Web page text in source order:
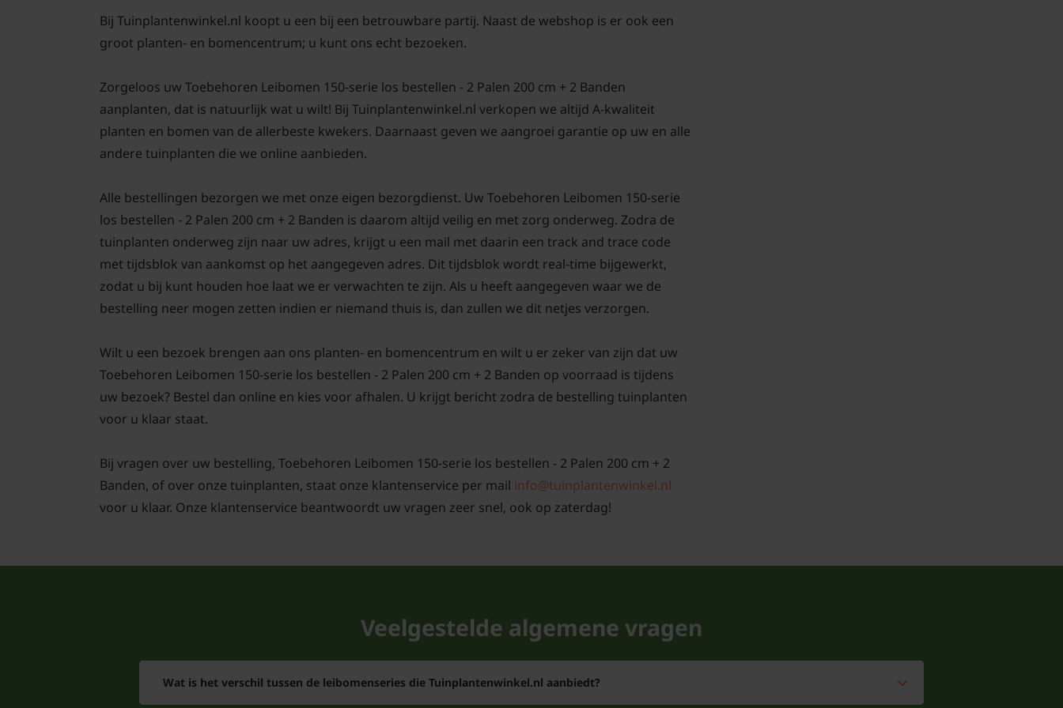
Bij Tuinplantenwinkel.nl koopt u een bij een betrouwbare partij. Naast de webshop is er ook een
groot planten- en bomencentrum; u kunt ons echt bezoeken.
Zorgeloos uw Toebehoren Leibomen 150-serie los bestellen - 2 Palen 200 cm + 2 Banden
aanplanten, dat is natuurlijk wat u wilt! Bij Tuinplantenwinkel.nl verkopen we altijd A-kwaliteit
planten en bomen van de allerbeste kwekers. Daarnaast geven we aangroei garantie op uw en alle
andere tuinplanten die we online aanbieden.
Alle bestellingen bezorgen we met onze eigen bezorgdienst. Uw Toebehoren Leibomen 150-serie
los bestellen - 2 Palen 200 cm + 2 Banden is daarom altijd veilig en met zorg onderweg. Zodra de
tuinplanten onderweg zijn naar uw adres, krijgt u een mail met daarin een track and trace code
met tijdsblok van aankomst op het aangegeven adres. Dit tijdsblok wordt real-time bijgewerkt,
zodat u bij kunt houden hoe laat we er verwachten te zijn. Als u heeft aangegeven waar we de
bestelling neer mogen zetten indien er niemand thuis is, dan zullen we dit netjes verzorgen.
Wilt u een bezoek brengen aan ons planten- en bomencentrum en wilt u er zeker van zijn dat uw
Toebehoren Leibomen 150-serie los bestellen - 2 Palen 200 cm + 2 Banden op voorraad is tijdens
uw bezoek? Bestel dan online en kies voor afhalen. U krijgt bericht zodra de bestelling tuinplanten
voor u klaar staat.
Bij vragen over uw bestelling, Toebehoren Leibomen 150-serie los bestellen - 2 Palen 200 cm + 2
Banden, of over onze tuinplanten, staat onze klantenservice per mail info@tuinplantenwinkel.nl
voor u klaar. Onze klantenservice beantwoordt uw vragen zeer snel, ook op zaterdag!
Veelgestelde algemene vragen
Wat is het verschil tussen de leibomenseries die Tuinplantenwinkel.nl aanbiedt?